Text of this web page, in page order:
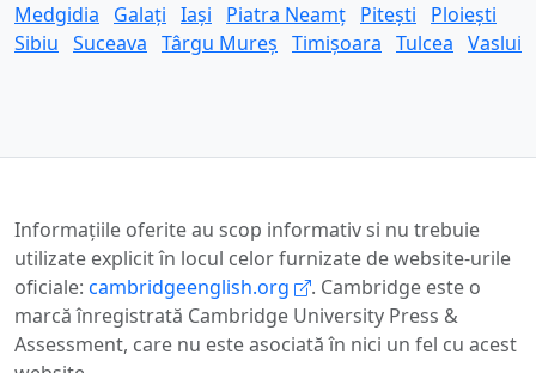
Medgidia
Galați Iași Piatra Neamț Pitești
Ploiești
Sibiu Suceava Târgu Mureș Timișoara Tulcea Vaslui
Informaţiile oferite au scop informativ si nu trebuie
utilizate explicit în locul celor furnizate de website-urile
oficiale: cambridgeenglish.org
. Cambridge este o
marcă înregistrată Cambridge University Press &
Assessment, care nu este asociată în nici un fel cu acest